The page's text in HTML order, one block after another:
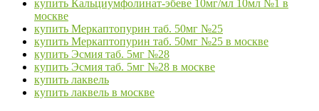
купить Кальциумфолинат-эбеве 10мг/мл 10мл №1 в
москве
купить Меркаптопурин таб. 50мг №25
купить Меркаптопурин таб. 50мг №25 в москве
купить Эсмия таб. 5мг №28
купить Эсмия таб. 5мг №28 в москве
купить лаквель
купить лаквель в москве